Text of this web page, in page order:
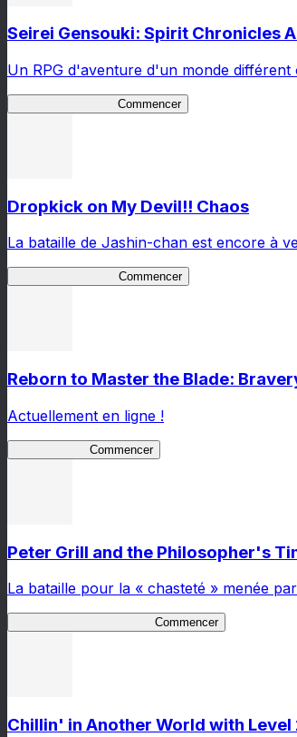
Seirei Gensouki: Spirit Chronicles
Un RPG d'aventure d'un monde
Commencer
Dropkick on My Devil!! Chaos
La bataille de Jashin-chan est encore à
Commencer
Reborn to Master the Blade:
Actuellement en ligne !
Commencer
Peter Grill and the Philosopher's
La bataille pour la « chasteté » menée
Commencer
Chillin' in Another World with